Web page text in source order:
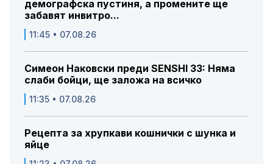
демографска пустиня, а промените ще
забавят инвитро...
11:45 • 07.08.26
Симеон Наковски преди SENSHI 33: Няма
слаби бойци, ще заложа на всичко
11:35 • 07.08.26
Рецепта за хрупкави кошнички с шунка и
яйце